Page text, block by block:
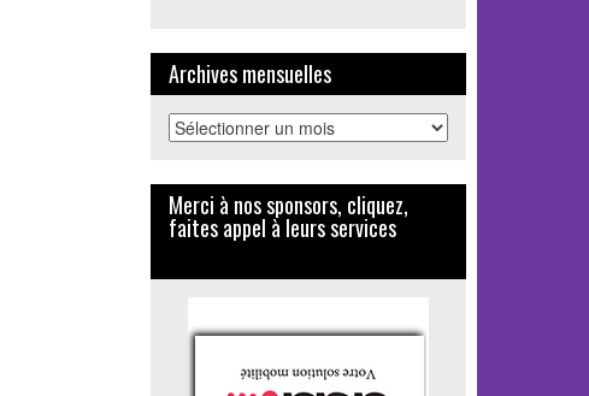
Archives mensuelles
Archives
Merci à nos sponsors, cliquez,
faites appel à leurs services